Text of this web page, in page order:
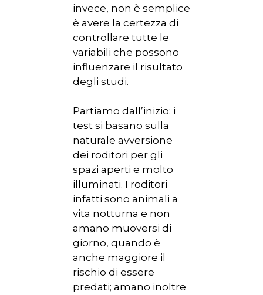
invece, non è semplice
è avere la certezza di
controllare tutte le
variabili che possono
influenzare il risultato
degli studi.
Partiamo dall’inizio: i
test si basano sulla
naturale avversione
dei roditori per gli
spazi aperti e molto
illuminati. I roditori
infatti sono animali a
vita notturna e non
amano muoversi di
giorno, quando è
anche maggiore il
rischio di essere
predati; amano inoltre